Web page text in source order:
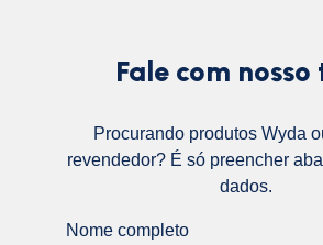
Fale com nosso
Procurando produtos Wyda
revendedor? É só preencher
dados.
Nome completo